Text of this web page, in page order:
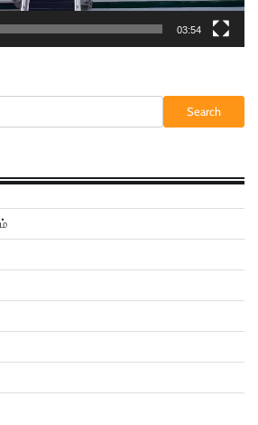
03:54
Search